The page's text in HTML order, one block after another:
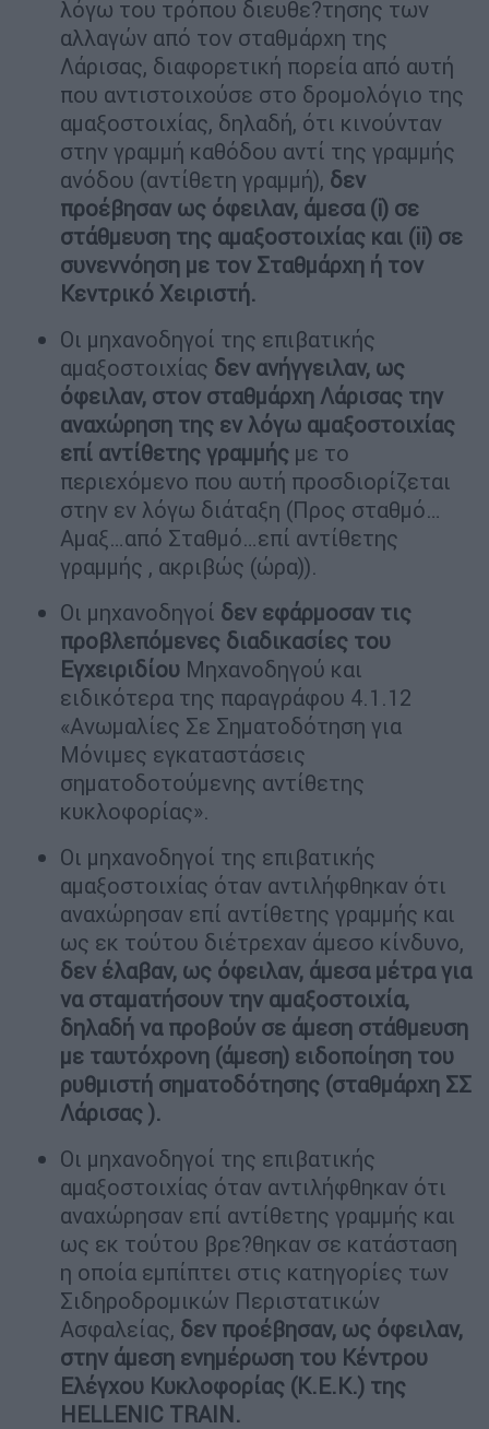
λόγω του τρόπου διευθε?τησης των
αλλαγών από τον σταθμάρχη της
Λάρισας, διαφορετική πορεία από αυτή
που αντιστοιχούσε στο δρομολόγιο της
αμαξοστοιχίας, δηλαδή, ότι κινούνταν
στην γραμμή καθόδου αντί της γραμμής
ανόδου (αντίθετη γραμμή), δεν
προέβησαν ως όφειλαν, άμεσα (i) σε
στάθμευση της αμαξοστοιχίας και (ii) σε
συνεννόηση με τον Σταθμάρχη ή τον
Κεντρικό Χειριστή.
Οι μηχανοδηγοί της επιβατικής
αμαξοστοιχίας δεν ανήγγειλαν, ως
όφειλαν, στον σταθμάρχη Λάρισας την
αναχώρηση της εν λόγω αμαξοστοιχίας
επί αντίθετης γραμμής με το
περιεχόμενο που αυτή προσδιορίζεται
στην εν λόγω διάταξη (Προς σταθμό…
Αμαξ…από Σταθμό…επί αντίθετης
γραμμής , ακριβώς (ώρα)).
Οι μηχανοδηγοί δεν εφάρμοσαν τις
προβλεπόμενες διαδικασίες του
Εγχειριδίου Μηχανοδηγού και
ειδικότερα της παραγράφου 4.1.12
«Ανωμαλίες Σε Σηματοδότηση για
Μόνιμες εγκαταστάσεις
σηματοδοτούμενης αντίθετης
κυκλοφορίας».
Οι μηχανοδηγοί της επιβατικής
αμαξοστοιχίας όταν αντιλήφθηκαν ότι
αναχώρησαν επί αντίθετης γραμμής και
ως εκ τούτου διέτρεχαν άμεσο κίνδυνο,
δεν έλαβαν, ως όφειλαν, άμεσα μέτρα για
να σταματήσουν την αμαξοστοιχία,
δηλαδή να προβούν σε άμεση στάθμευση
με ταυτόχρονη (άμεση) ειδοποίηση του
ρυθμιστή σηματοδότησης (σταθμάρχη ΣΣ
Λάρισας ).
Οι μηχανοδηγοί της επιβατικής
αμαξοστοιχίας όταν αντιλήφθηκαν ότι
αναχώρησαν επί αντίθετης γραμμής και
ως εκ τούτου βρε?θηκαν σε κατάσταση
η οποία εμπίπτει στις κατηγορίες των
Σιδηροδρομικών Περιστατικών
Ασφαλείας, δεν προέβησαν, ως όφειλαν,
στην άμεση ενημέρωση του Κέντρου
Ελέγχου Κυκλοφορίας (Κ.Ε.Κ.) της
HELLENIC TRAIN.